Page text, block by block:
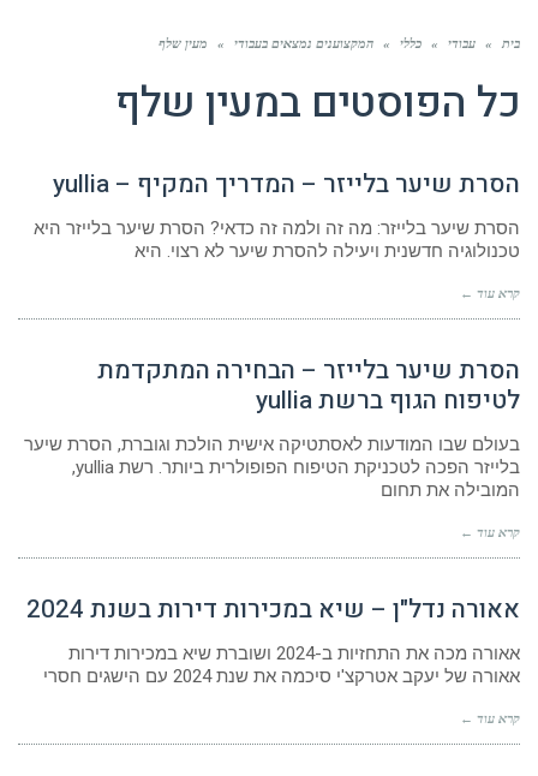
בית » עבודי » כללי » המקצוענים נמצאים בעבודי » מעין שלף
כל הפוסטים במעין שלף
הסרת שיער בלייזר – המדריך המקיף – yullia
הסרת שיער בלייזר: מה זה ולמה זה כדאי? הסרת שיער בלייזר היא
טכנולוגיה חדשנית ויעילה להסרת שיער לא רצוי. היא
קרא עוד ←
הסרת שיער בלייזר – הבחירה המתקדמת
לטיפוח הגוף ברשת yullia
בעולם שבו המודעות לאסתטיקה אישית הולכת וגוברת, הסרת שיער
בלייזר הפכה לטכניקת הטיפוח הפופולרית ביותר. רשת yullia,
המובילה את תחום
קרא עוד ←
אאורה נדל"ן – שיא במכירות דירות בשנת 2024
אאורה מכה את התחזיות ב-2024 ושוברת שיא במכירות דירות
אאורה של יעקב אטרקצ'י סיכמה את שנת 2024 עם הישגים חסרי
קרא עוד ←